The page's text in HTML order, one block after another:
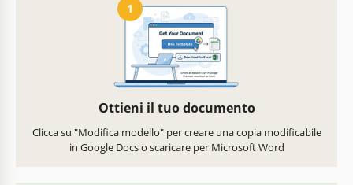
1
Ottieni il tuo documento
Clicca su "Modifica modello" per creare una copia modificabile
in Google Docs o scaricare per Microsoft Word